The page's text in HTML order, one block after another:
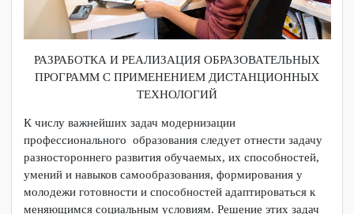
РАЗРАБОТКА И РЕАЛИЗАЦИЯ ОБРАЗОВАТЕЛЬНЫХ
ПРОГРАММ С ПРИМЕНЕНИЕМ ДИСТАНЦИОННЫХ
ТЕХНОЛОГИЙ
К числу важнейших задач модернизации
профессионального образования следует отнести задачу